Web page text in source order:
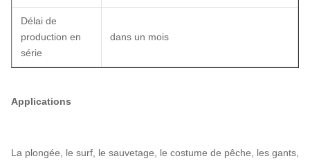
Délai de
production en
série
dans un mois
Applications
La plongée, le surf, le sauvetage, le costume de pêche, les gants,